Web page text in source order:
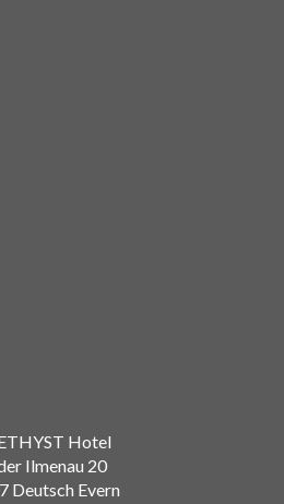
Hotel
Ilmenau 20
Deutsch Evern